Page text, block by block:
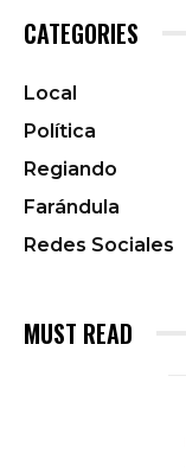
CATEGORIES
Local
Política
Regiando
Farándula
Redes Sociales
MUST READ